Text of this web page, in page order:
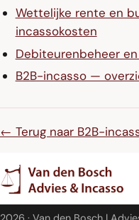
Wettelijke rente en
incassokosten
Debiteurenbeheer
B2B-incasso —
← Terug naar B2B-